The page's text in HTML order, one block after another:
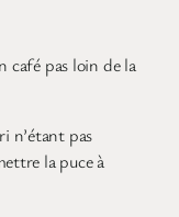
café pas loin de la
n’étant pas
la puce à